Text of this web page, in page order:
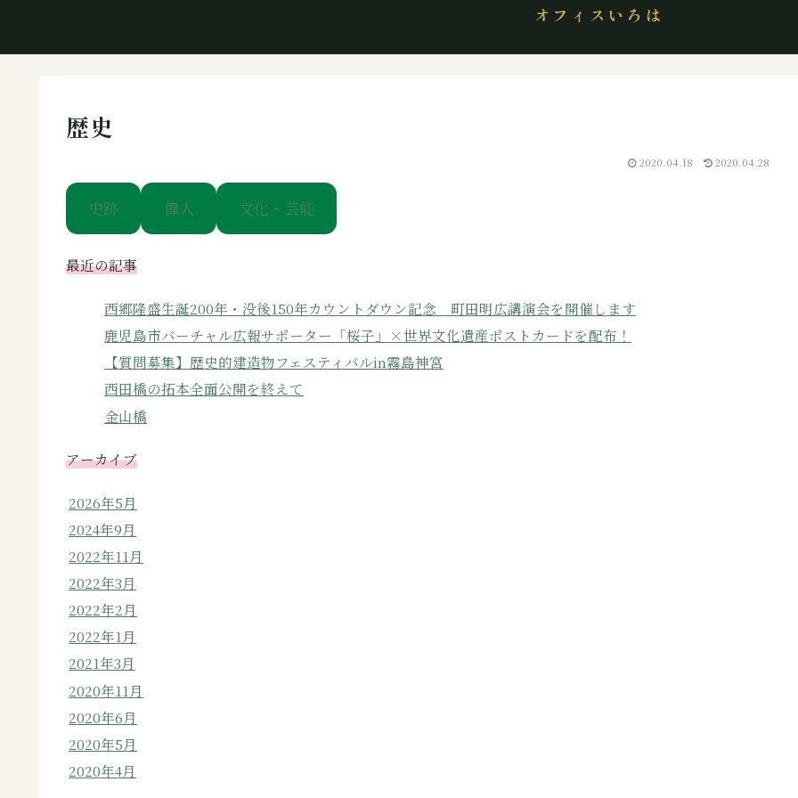
オフィスいろは
歴史
2020.04.18 2020.04.28
史跡 偉人 文化・芸能
最近の記事
西郷隆盛生誕200年・没後150年カウントダウン記念 町田明広講演会を開催します
鹿児島市バーチャル広報サポーター「桜子」×世界文化遺産ポストカードを配布！
【質問募集】歴史的建造物フェスティバルin霧島神宮
西田橋の拓本全面公開を終えて
金山橋
アーカイブ
2026年5月
2024年9月
2022年11月
2022年3月
2022年2月
2022年1月
2021年3月
2020年11月
2020年6月
2020年5月
2020年4月